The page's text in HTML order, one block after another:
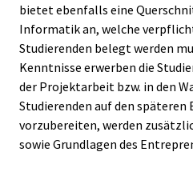
bietet ebenfalls eine
Informatik an, welche
Studierenden belegt werden
Kenntnisse erwerben die
der Projektarbeit bzw. in den
Studierenden auf den späteren
vorzubereiten, werden
sowie Grundlagen des